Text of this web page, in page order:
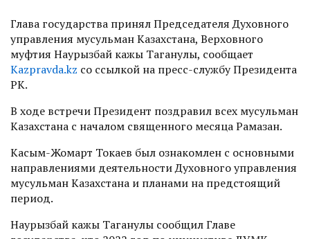
Глава государства принял Председателя Духовного
управления мусульман Казахстана, Верховного
муфтия Наурызбай кажы Таганулы, сообщает
Kazpravda.kz со ссылкой на пресс-службу Президента
РК.
В ходе встречи Президент поздравил всех мусульман
Казахстана с началом священного месяца Рамазан.
Касым-Жомарт Токаев был ознакомлен с основными
направлениями деятельности Духовного управления
мусульман Казахстана и планами на предстоящий
период.
Наурызбай кажы Таганулы сообщил Главе